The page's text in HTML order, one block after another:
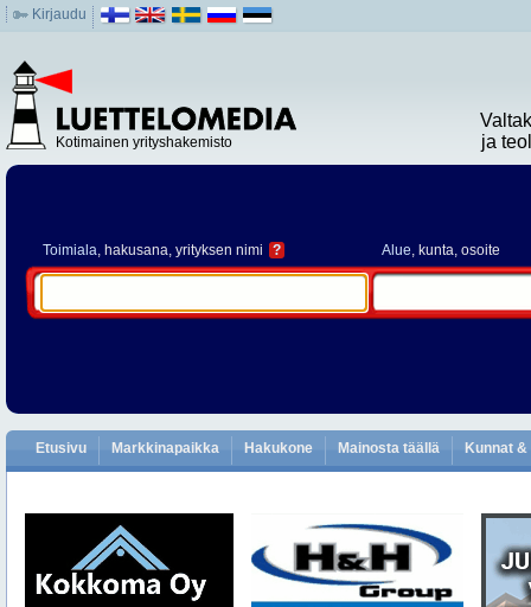
Kirjaudu
Kotimainen yrityshakemisto
ja
Toimiala, hakusana, yrityksen nimi ? Alue, kunta, osoite
Etusivu Markkinapaikka Hakukone Mainosta täällä Kunnat